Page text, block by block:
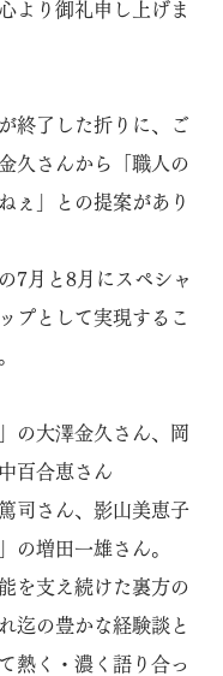
より御礼申し上げま
終了した折りに、ご
久さんから「職人の
ぇ」との提案があり
7月と8月にスペシャ
プとして実現するこ
の大澤金久さん、岡
百合恵さん
司さん、影山美恵子
の増田一雄さん。
を支え続けた裏方の
迄の豊かな経験談と
熱く・濃く語り合っ